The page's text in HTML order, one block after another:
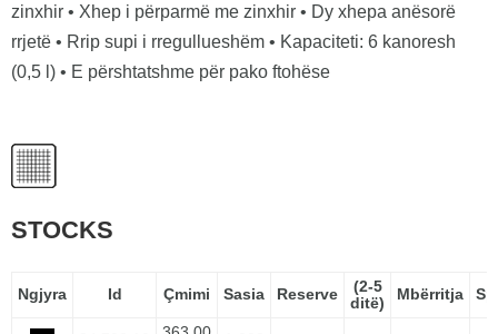
zinxhir • Xhep i përparmë me zinxhir • Dy xhepa anësorë
rrjetë • Rrip supi i rregullueshëm • Kapaciteti: 6 kanoresh
(0,5 l) • E përshtatshme për pako ftohëse
STOCKS
Ngjyra Id Çmimi Sasia Reserve
(2-5
ditë)
Mbërritja